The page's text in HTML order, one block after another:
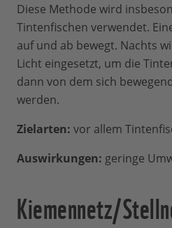
Diese Methode wird
Tintenfischen verwendet.
auf und ab bewegt. Nachts
Licht eingesetzt, um die
dann von dem sich
werden.
Zielarten: vor allem
Auswirkungen: geringe
Kiemennetz/